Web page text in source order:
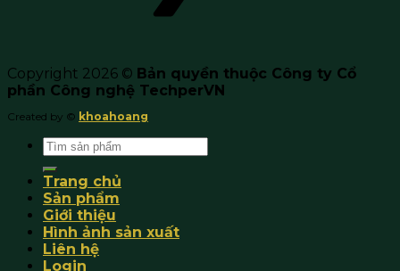
Copyright 2026 © Bản quyền thuộc Công ty Cổ
phần Công nghệ TechperVN
Created by © khoahoang
Search
for:
Trang chủ
Sản phẩm
Giới thiệu
Hình ảnh sản xuất
Liên hệ
Login